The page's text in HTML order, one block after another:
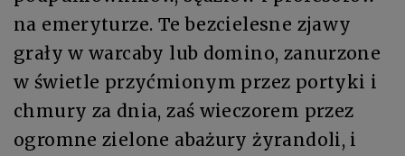
na emeryturze. Te bezcielesne zjawy
grały w warcaby lub domino, zanurzone
w świetle przyćmionym przez portyki i
chmury za dnia, zaś wieczorem przez
ogromne zielone abażury żyrandoli, i